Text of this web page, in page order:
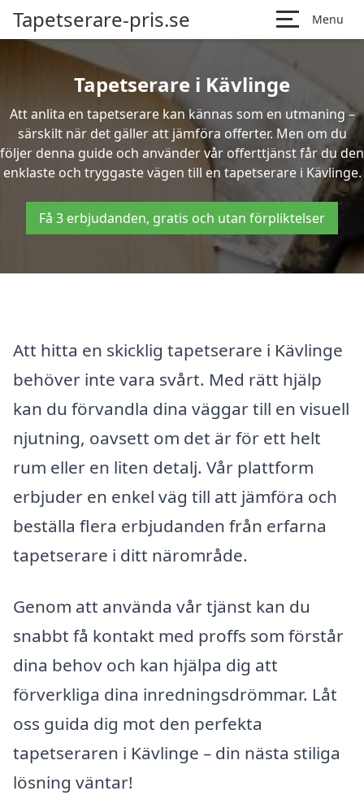
Tapetserare-pris.se Menu
Tapetserare i Kävlinge
Att anlita en tapetserare kan kännas som en utmaning –
särskilt när det gäller att jämföra offerter. Men om du
följer denna guide och använder vår offerttjänst får du den
enklaste och tryggaste vägen till en tapetserare i Kävlinge.
Få 3 erbjudanden, gratis och utan förpliktelser
Att hitta en skicklig tapetserare i Kävlinge
behöver inte vara svårt. Med rätt hjälp
kan du förvandla dina väggar till en visuell
njutning, oavsett om det är för ett helt
rum eller en liten detalj. Vår plattform
erbjuder en enkel väg till att jämföra och
beställa flera erbjudanden från erfarna
tapetserare i ditt närområde.
Genom att använda vår tjänst kan du
snabbt få kontakt med proffs som förstår
dina behov och kan hjälpa dig att
förverkliga dina inredningsdrömmar. Låt
oss guida dig mot den perfekta
tapetseraren i Kävlinge – din nästa stiliga
lösning väntar!